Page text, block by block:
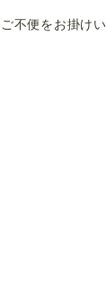
ご不便をお掛け